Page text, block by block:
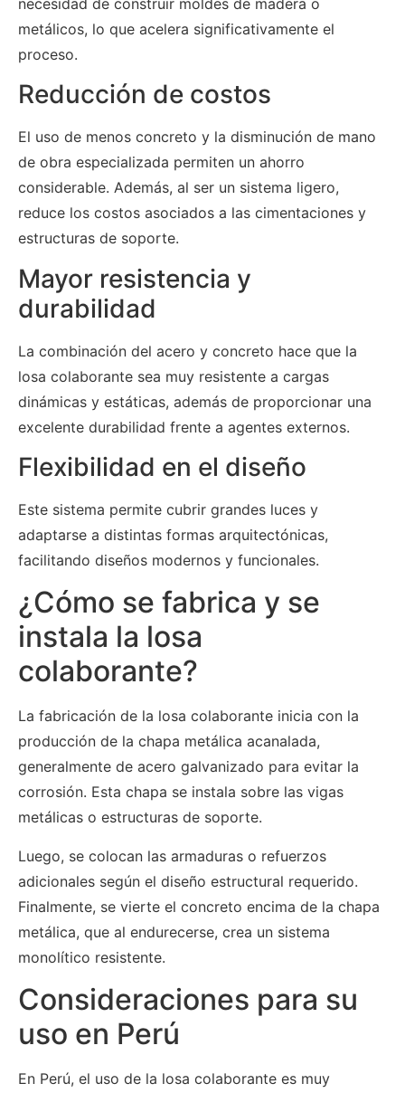
metálicos, lo que acelera significativamente el
proceso.
Reducción de costos
El uso de menos concreto y la disminución de mano
de obra especializada permiten un ahorro
considerable. Además, al ser un sistema ligero,
reduce los costos asociados a las cimentaciones y
estructuras de soporte.
Mayor resistencia y
durabilidad
La combinación del acero y concreto hace que la
losa colaborante sea muy resistente a cargas
dinámicas y estáticas, además de proporcionar una
excelente durabilidad frente a agentes externos.
Flexibilidad en el diseño
Este sistema permite cubrir grandes luces y
adaptarse a distintas formas arquitectónicas,
facilitando diseños modernos y funcionales.
¿Cómo se fabrica y se
instala la losa
colaborante?
La fabricación de la losa colaborante inicia con la
producción de la chapa metálica acanalada,
generalmente de acero galvanizado para evitar la
corrosión. Esta chapa se instala sobre las vigas
metálicas o estructuras de soporte.
Luego, se colocan las armaduras o refuerzos
adicionales según el diseño estructural requerido.
Finalmente, se vierte el concreto encima de la chapa
metálica, que al endurecerse, crea un sistema
monolítico resistente.
Consideraciones para su
uso en Perú
En Perú, el uso de la losa colaborante es muy